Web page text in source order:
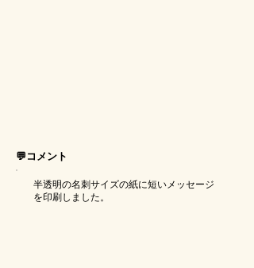
💬コメント
半透明の名刺サイズの紙に短いメッセージ
を印刷しました。